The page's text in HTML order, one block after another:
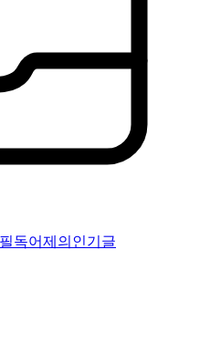
독어제의인기글